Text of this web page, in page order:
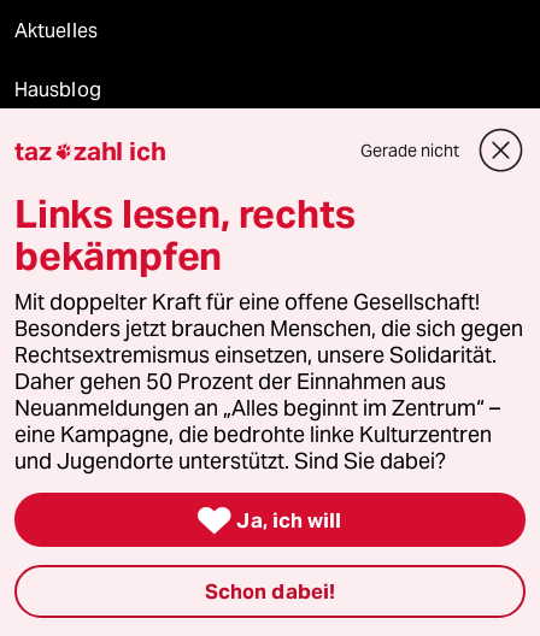
Aktuelles
Hausblog
Die Seitenwende
Stellen
Presse
Unterstützen
abo
genossenschaft
taz zahl ich
recherchefonds ausland
taz zahl ich Gerade nicht
Links lesen, rechts
bekämpfen
Mit doppelter Kraft für eine offene Gesellschaft!
Besonders jetzt brauchen Menschen, die sich gegen
Rechtsextremismus einsetzen, unsere Solidarität.
Daher gehen 50 Prozent der Einnahmen aus
Neuanmeldungen an „Alles beginnt im Zentrum“ –
eine Kampagne, die bedrohte linke Kulturzentren
und Jugendorte unterstützt. Sind Sie dabei?
 Ja, ich will
Schon dabei!